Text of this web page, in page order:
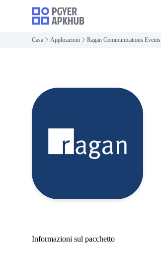
Casa Applicazioni Ragan Communications Events
Informazioni sul pacchetto